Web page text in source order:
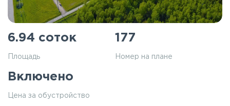
6.94 соток
Площадь
177
Номер на плане
Включено
Цена за обустройство